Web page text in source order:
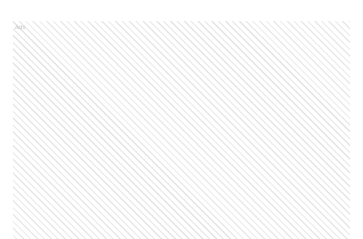
Ads